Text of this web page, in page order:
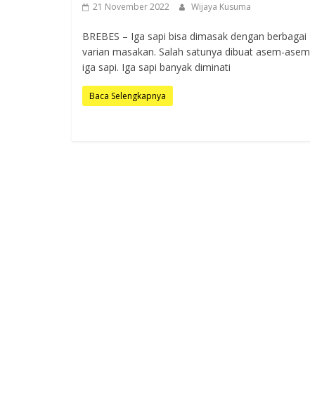
21 November 2022 Wijaya Kusuma
BREBES – Iga sapi bisa dimasak dengan berbagai
varian masakan. Salah satunya dibuat asem-asem
iga sapi. Iga sapi banyak diminati
Baca Selengkapnya